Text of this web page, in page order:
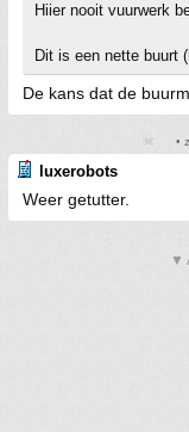
Hiier nooit vuurwerk
Dit is een nette buurt
De kans dat de
•
luxerobots
Weer getutter.
▼